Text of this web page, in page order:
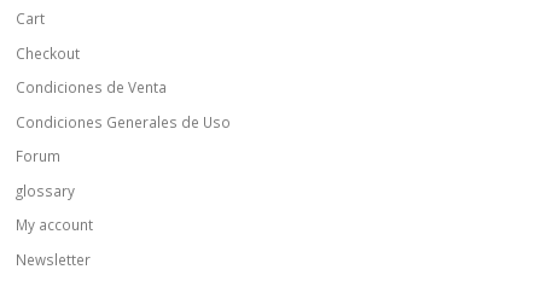
Cart
Checkout
Condiciones de Venta
Condiciones Generales de Uso
Forum
glossary
My account
Newsletter